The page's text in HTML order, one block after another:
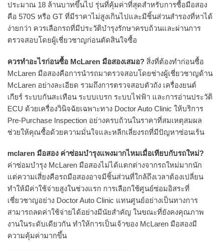
ประมาณ 18 ล้านบาทขึ้นไป รุ่นที่คุ้มค่าที่สุดสำหรับการซื้อมือสอง
คือ 570S หรือ GT ที่มีราคาไม่สูงเกินไปและมีชิ้นส่วนสำรองที่หาได้
ง่ายกว่า ควรเลือกรถที่มีประวัติบำรุงรักษาครบถ้วนและผ่านการ
ตรวจสอบโดยผู้เชี่ยวชาญก่อนตัดสินใจซื้อ
ควรทำอะไรก่อนซื้อ McLaren มือสองเสมอ? สิ่งที่ต้องทำก่อนซื้อ
McLaren มือสองคือการนำรถมาตรวจสอบโดยช่างผู้เชี่ยวชาญด้าน
McLaren อย่างละเอียด รวมถึงการตรวจสอบตัวถัง เครื่องยนต์
เกียร์ ระบบกันสะเทือน ระบบเบรก ระบบไฟฟ้า และการอ่านประวัติ
ECU ด้วยเครื่องวินิจฉัยเฉพาะทาง Doctor Auto Clinic ให้บริการ
Pre-Purchase Inspection อย่างครบถ้วนในราคาที่สมเหตุสมผล
ช่วยให้คุณซื้อด้วยความมั่นใจและหลีกเลี่ยงรถที่มีปัญหาซ่อนเร้น
mclaren มือสอง ค่าซ่อมบำรุงแพงมากไหมเมื่อเทียบกับรถใหม่?
ค่าซ่อมบำรุง McLaren มือสองไม่ได้แตกต่างจากรถใหม่มากนัก
แต่ความเสี่ยงคือรถมือสองอาจมีชิ้นส่วนที่ใกล้ถึงเวลาต้องเปลี่ยน
ทำให้มีค่าใช้จ่ายสูงในช่วงแรก การเลือกใช้ศูนย์ซ่อมอิสระที่
เชี่ยวชาญอย่าง Doctor Auto Clinic แทนศูนย์อย่างเป็นทางการ
สามารถลดค่าใช้จ่ายได้อย่างมีนัยสำคัญ ในขณะที่ยังคงคุณภาพ
งานในระดับเดียวกัน ทำให้การเป็นเจ้าของ McLaren มือสองมี
ความคุ้มค่ามากขึ้น